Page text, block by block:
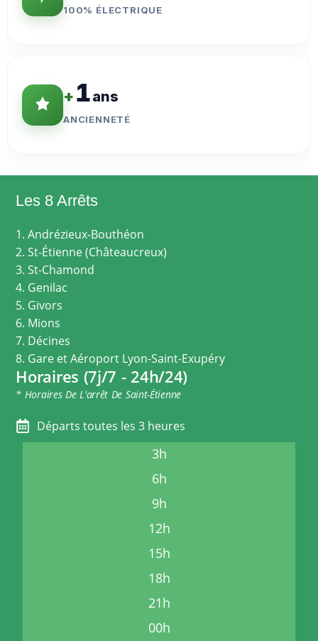
100% ÉLECTRIQUE
+1ans
ANCIENNETÉ
Les 8 Arrêts
1. Andrézieux-Bouthéon
2. St-Étienne (Châteaucreux)
3. St-Chamond
4. Genilac
5. Givors
6. Mions
7. Décines
8. Gare et Aéroport Lyon-Saint-Exupéry
Horaires (7j/7 - 24h/24)
* Horaires De L'arrêt De Saint-Étienne
Départs toutes les 3 heures
3h
6h
9h
12h
15h
18h
21h
00h